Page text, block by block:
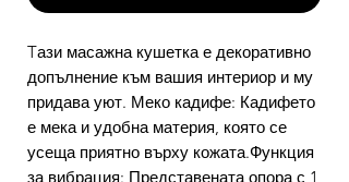
Tази масажна кушетка е декоративно
допълнение към вашия интериор и му
придава уют. Меко кадифе: Кадифето
е мека и удобна материя, която се
усеща приятно върху кожата.Функция
за вибрация: Представената опора с 1